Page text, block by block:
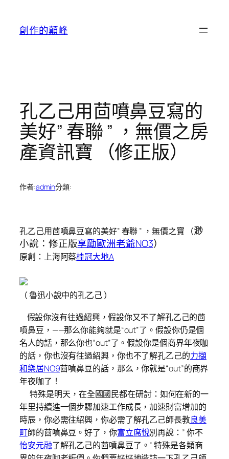
創作的顛峰
孔乙己用茴噴鼻豆寫的
美好” 春聯 ” ，無價之房
產資訊寶 （修正版）
作者:admin分類:
孔乙己用茴噴鼻豆寫的美好” 春聯 ” ，無價之寶 （渺
小說：修正版享勵歐洲老爺NO3）
原創：上海阿蔡桂冠大地A
（ 魯迅小說中的孔乙己 ）
假設你沒有往過紹興，假設你又不了解孔乙己的茴
噴鼻豆，——那么你能夠就是“out”了。假設你仍是個
名人的話，那么你也“out”了。假設你是個商界年夜咖
的話，你也沒有往過紹興，你也不了解孔乙己的力擷
和樂居NO9茴噴鼻豆的話，那么，你就是“out”的商界
年夜咖了！
特殊是明天，在全國國民都在研討：如何在新的一
年里持續進一個步驟加速工作成長，加速財富增加的
時辰，你必需往紹興，你必需了解孔乙己師長教良美
町師的茴噴鼻豆。好了，你富立席悅別再說：” 你不
怡安元融了解孔乙己的茴噴鼻豆了。” 特殊是各類商